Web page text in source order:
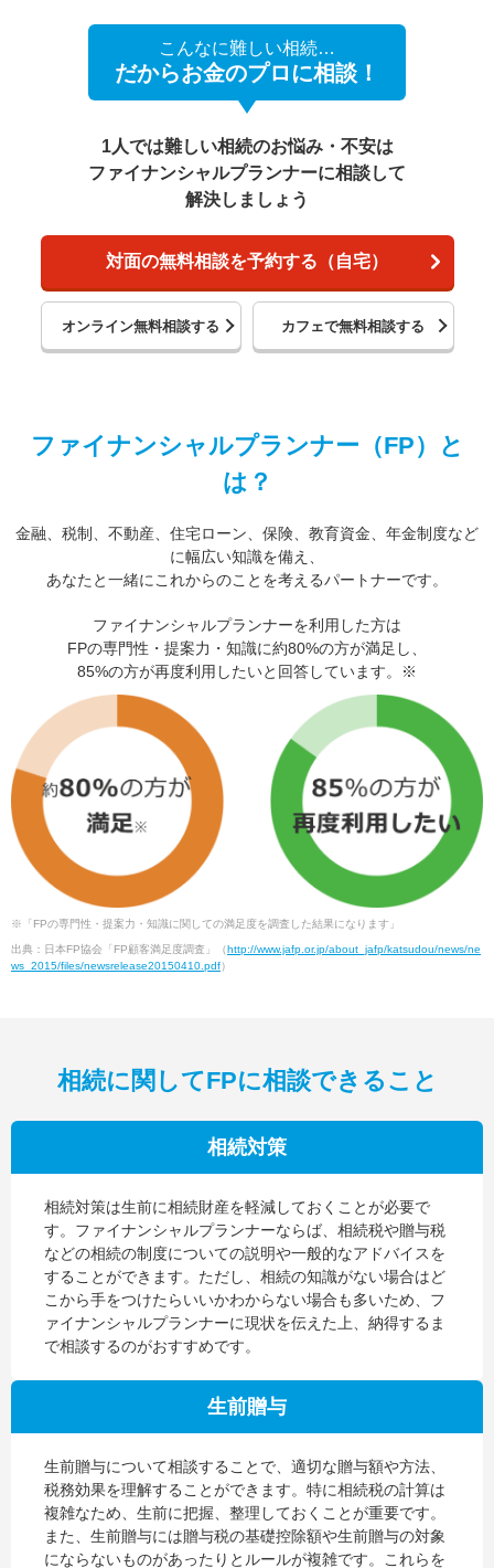
こんなに難しい相続…
だからお金のプロに相談！
1人では難しい相続のお悩み・不安は
ファイナンシャルプランナーに相談して
解決しましょう
対面の無料相談を予約する（自宅）
オンライン無料相談する カフェで無料相談する
ファイナンシャルプランナー（FP）と
は？
金融、税制、不動産、住宅ローン、保険、教育資金、年金制度など
に幅広い知識を備え、
あなたと一緒にこれからのことを考えるパートナーです。
ファイナンシャルプランナーを利用した方は
FPの専門性・提案力・知識に約80%の方が満足し、
85%の方が再度利用したいと回答しています。※
※「FPの専門性・提案力・知識に関しての満足度を調査した結果になります」
出典：日本FP協会「FP顧客満足度調査」（http://www.jafp.or.jp/about_jafp/katsudou/news/ne
ws_2015/files/newsrelease20150410.pdf）
相続に関してFPに相談できること
相続対策
相続対策は生前に相続財産を軽減しておくことが必要で
す。ファイナンシャルプランナーならば、相続税や贈与税
などの相続の制度についての説明や一般的なアドバイスを
することができます。ただし、相続の知識がない場合はど
こから手をつけたらいいかわからない場合も多いため、フ
ァイナンシャルプランナーに現状を伝えた上、納得するま
で相談するのがおすすめです。
生前贈与
生前贈与について相談することで、適切な贈与額や方法、
税務効果を理解することができます。特に相続税の計算は
複雑なため、生前に把握、整理しておくことが重要です。
また、生前贈与には贈与税の基礎控除額や生前贈与の対象
にならないものがあったりとルールが複雑です。これらを